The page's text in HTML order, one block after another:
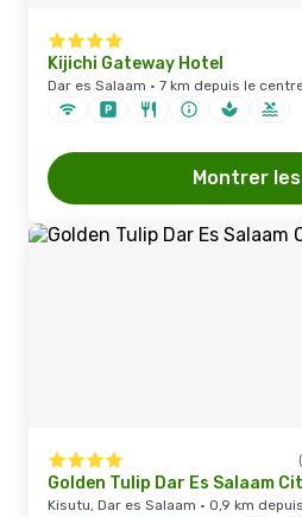
Kijichi Gateway Hotel
Dar es Salaam · 7 km depuis le
Montrer
Golden Tulip Dar Es Salaam
Kisutu, Dar es Salaam · 0,9 km